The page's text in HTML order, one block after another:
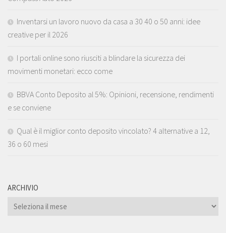
Inventarsi un lavoro nuovo da casa a 30 40 o 50 anni: idee
creative per il 2026
I portali online sono riusciti a blindare la sicurezza dei
movimenti monetari: ecco come
BBVA Conto Deposito al 5%: Opinioni, recensione, rendimenti
e se conviene
Qual è il miglior conto deposito vincolato? 4 alternative a 12,
36 o 60 mesi
ARCHIVIO
ARCHIVIO